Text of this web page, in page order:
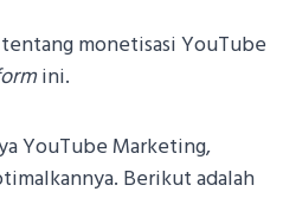
monetisasi YouTube
ini.
YouTube Marketing,
Berikut adalah